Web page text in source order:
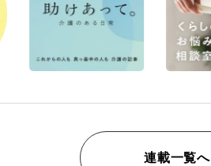
連載一覧へ